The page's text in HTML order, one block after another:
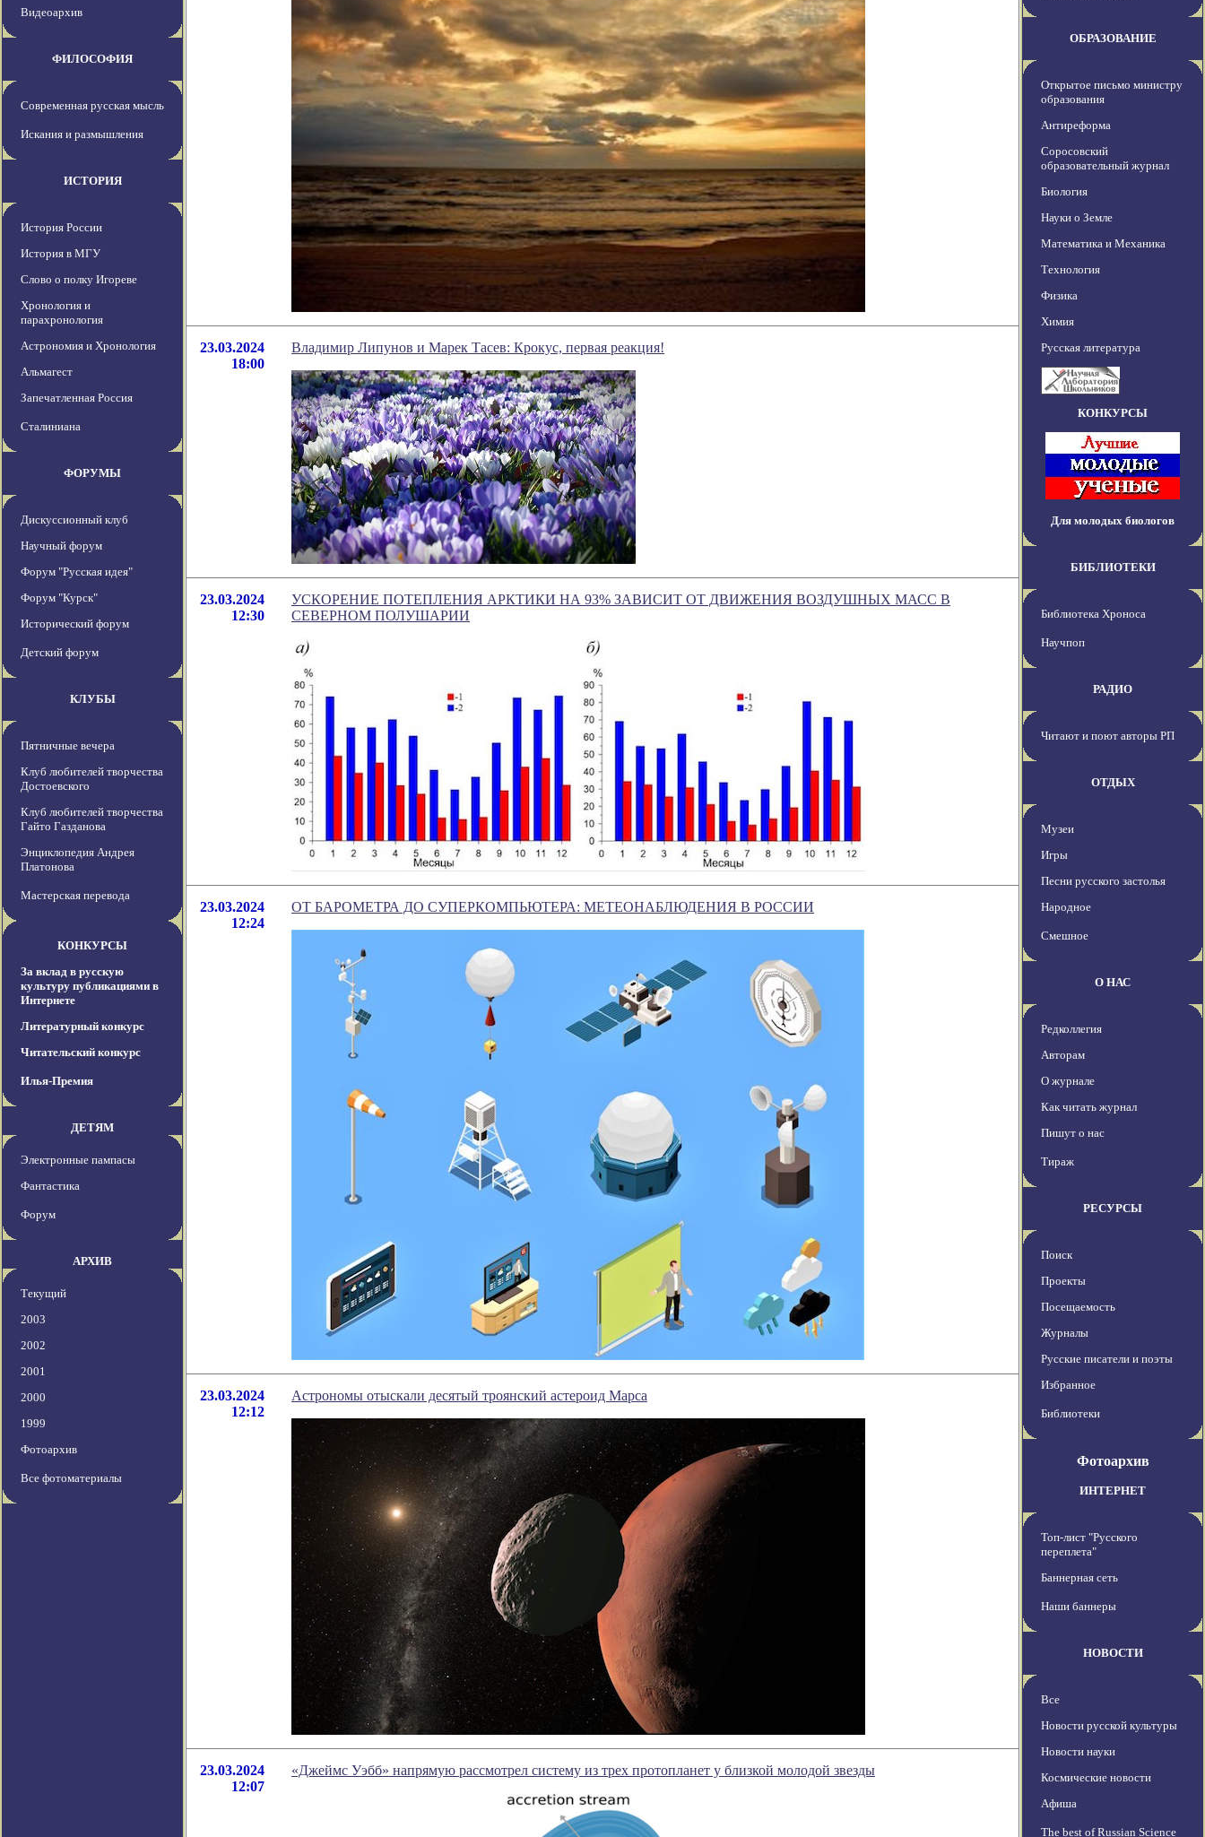
Видеоархив
ФИЛОСОФИЯ
Современная русская мысль
Искания и размышления
ИСТОРИЯ
История России
История в МГУ
Слово о полку Игореве
Хронология и
парахронология
Астрономия и Хронология
Альмагест
Запечатленная Россия
Сталиниана
ФОРУМЫ
Дискуссионный клуб
Научный форум
Форум "Русская идея"
Форум "Курск"
Исторический форум
Детский форум
КЛУБЫ
Пятничные вечера
Клуб любителей творчества
Достоевского
Клуб любителей творчества
Гайто Газданова
Энциклопедия Андрея
Платонова
Мастерская перевода
КОНКУРСЫ
За вклад в русскую
культуру публикациями в
Интернете
Литературный конкурс
Читательский конкурс
Илья-Премия
ДЕТЯМ
Электронные пампасы
Фантастика
Форум
АРХИВ
Текущий
2003
2002
2001
2000
1999
Фотоархив
Все фотоматериалы
23.03.2024
18:00
Владимир Липунов и Марек Тасев: Крокус, первая реакция!
23.03.2024
12:30
УСКОРЕНИЕ ПОТЕПЛЕНИЯ АРКТИКИ НА 93% ЗАВИСИТ ОТ ДВИЖЕНИЯ ВОЗДУШНЫХ МАСС В
СЕВЕРНОМ ПОЛУШАРИИ
23.03.2024
12:24
ОТ БАРОМЕТРА ДО СУПЕРКОМПЬЮТЕРА: МЕТЕОНАБЛЮДЕНИЯ В РОССИИ
23.03.2024
12:12
Астрономы отыскали десятый троянский астероид Марса
23.03.2024
12:07
«Джеймс Уэбб» напрямую рассмотрел систему из трех протопланет у близкой молодой звезды
ОБРАЗОВАНИЕ
Открытое письмо министру
образования
Антиреформа
Соросовский
образовательный журнал
Биология
Науки о Земле
Математика и Механика
Технология
Физика
Химия
Русская литература
КОНКУРСЫ
Для молодых биологов
БИБЛИОТЕКИ
Библиотека Хроноса
Научпоп
РАДИО
Читают и поют авторы РП
ОТДЫХ
Музеи
Игры
Песни русского застолья
Народное
Смешное
О НАС
Редколлегия
Авторам
О журнале
Как читать журнал
Пишут о нас
Тираж
РЕСУРСЫ
Поиск
Проекты
Посещаемость
Журналы
Русские писатели и поэты
Избранное
Библиотеки
Фотоархив
ИНТЕРНЕТ
Топ-лист "Русского
переплета"
Баннерная сеть
Наши баннеры
НОВОСТИ
Все
Новости русской культуры
Новости науки
Космические новости
Афиша
The best of Russian Science